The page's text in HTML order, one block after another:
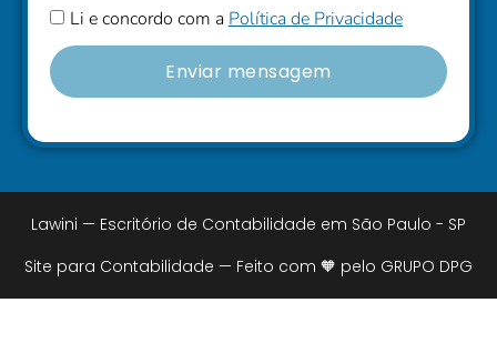
Li e concordo com a Política de Privacidade
Enviar mensagem
Lawini — Escritório de Contabilidade em São Paulo - SP
Site para Contabilidade — Feito com 🧡 pelo GRUPO DPG